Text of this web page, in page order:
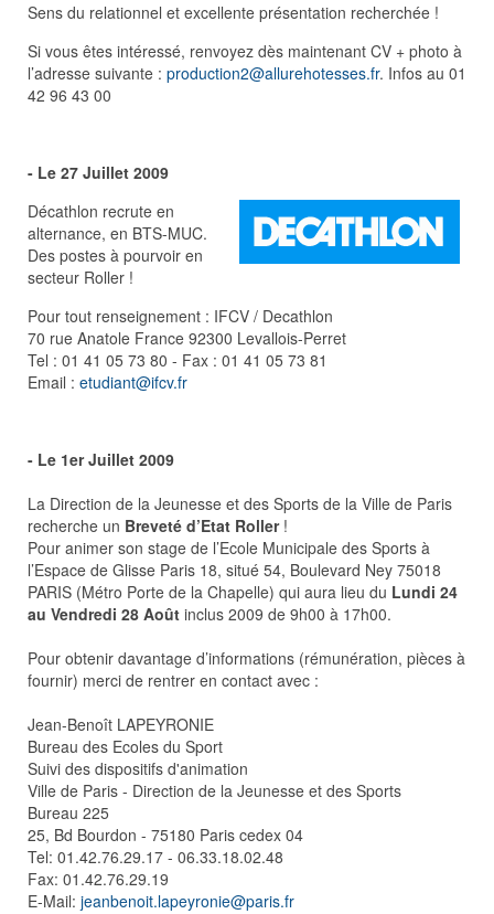
Sens du relationnel et excellente présentation recherchée !
Si vous êtes intéressé, renvoyez dès maintenant CV + photo à
l’adresse suivante : production2@allurehotesses.fr. Infos au 01
42 96 43 00
- Le 27 Juillet 2009
Décathlon recrute en
alternance, en BTS-MUC.
Des postes à pourvoir en
secteur Roller !
Pour tout renseignement : IFCV / Decathlon
70 rue Anatole France 92300 Levallois-Perret
Tel : 01 41 05 73 80 - Fax : 01 41 05 73 81
Email : etudiant@ifcv.fr
- Le 1er Juillet 2009
La Direction de la Jeunesse et des Sports de la Ville de Paris
recherche un Breveté d’Etat Roller!
Pour animer son stage de l’Ecole Municipale des Sports à
l’Espace de Glisse Paris 18, situé 54, Boulevard Ney 75018
PARIS (Métro Porte de la Chapelle) qui aura lieu du Lundi 24
au Vendredi 28 Août inclus 2009 de 9h00 à 17h00.
Pour obtenir davantage d’informations (rémunération, pièces à
fournir) merci de rentrer en contact avec :
Jean-Benoît LAPEYRONIE
Bureau des Ecoles du Sport
Suivi des dispositifs d'animation
Ville de Paris - Direction de la Jeunesse et des Sports
Bureau 225
25, Bd Bourdon - 75180 Paris cedex 04
Tel: 01.42.76.29.17 - 06.33.18.02.48
Fax: 01.42.76.29.19
E-Mail: jeanbenoit.lapeyronie@paris.fr